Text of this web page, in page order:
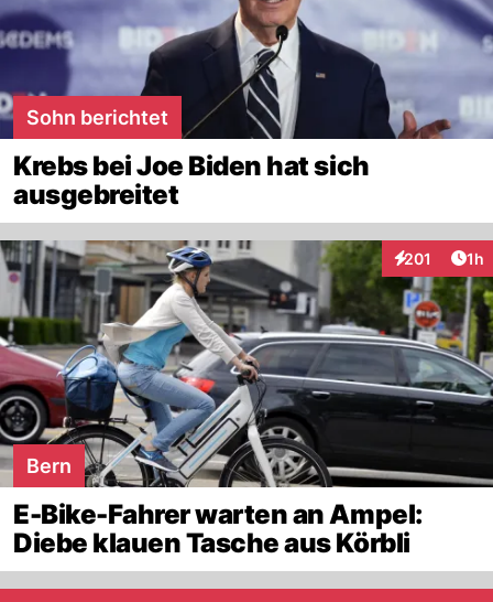
Sohn berichtet
Krebs bei Joe Biden hat sich
ausgebreitet
201
Interaktionen
1h
Bern
E-Bike-Fahrer warten an Ampel:
Diebe klauen Tasche aus Körbli